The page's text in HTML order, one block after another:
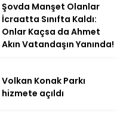
Şovda Manşet Olanlar
İcraatta Sınıfta Kaldı:
Onlar Kaçsa da Ahmet
Akın Vatandaşın Yanında!
Volkan Konak Parkı
hizmete açıldı